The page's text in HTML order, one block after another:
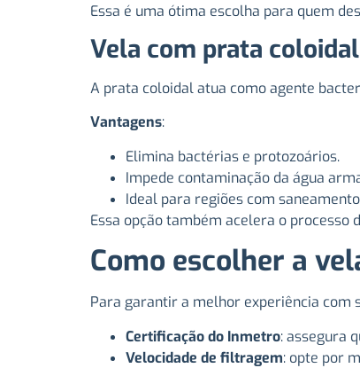
Essa é uma ótima escolha para quem
Vela com prata coloidal
A prata coloidal atua como agente
Vantagens:
Elimina bactérias e protozoários.
Impede contaminação da água
Ideal para regiões com
Essa opção também acelera o
Como escolher a
Para garantir a melhor experiência com
Certificação do Inmetro: assegura
Velocidade de filtragem: opte por